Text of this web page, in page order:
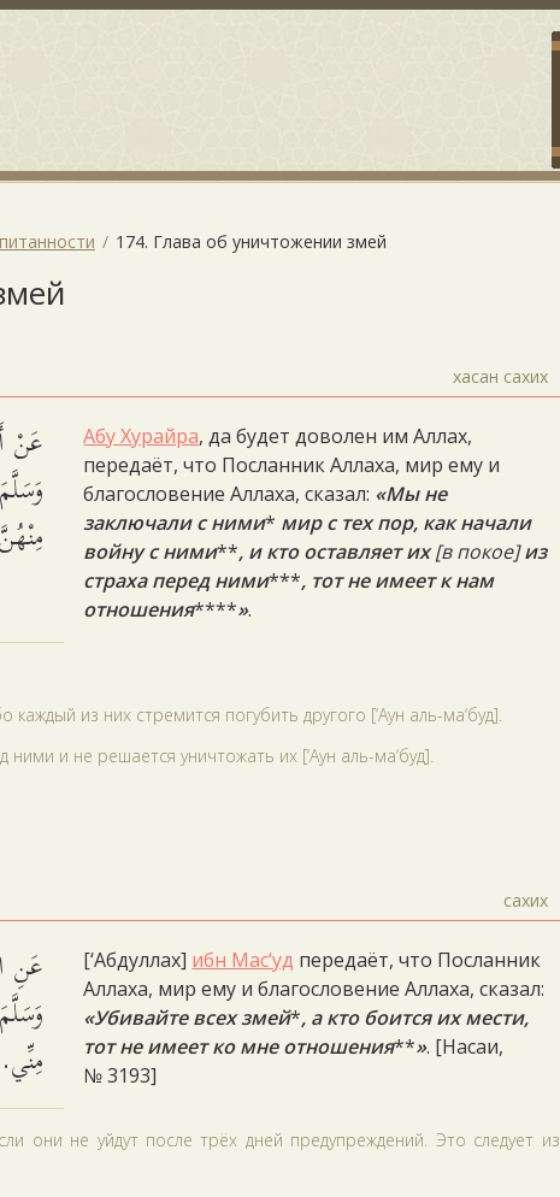
174. Глава об уничтожении змей
хасан сахих
عَنْ Абу Хурайра, да будет доволен им Аллах,
передаёт, что Посланник Аллаха, мир ему и
благословение Аллаха, сказал: «Мы не
заключали с ними* мир с тех пор, как начали
войну с ними**, и кто оставляет их[в покое]из
страха перед ними***, тот не имеет к нам
отношения****».
из них стремится погубить другого [‘Аун аль-ма‘буд].
и не решается уничтожать их [‘Аун аль-ма‘буд].
сахих
عَنِ
مِنِّي.
[‘Абдуллах] ибн Мас‘уд передаёт, что Посланник
Аллаха, мир ему и благословение Аллаха, сказал:
«Убивайте всех змей*, а кто боится их мести,
тот не имеет ко мне отношения**». [Насаи,
№ 3193]
они не уйдут после трёх дней предупреждений. Это следует из